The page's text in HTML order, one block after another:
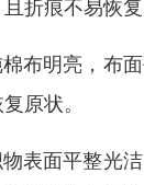
折痕不易恢复
布明亮，布
原状。
表面平整光